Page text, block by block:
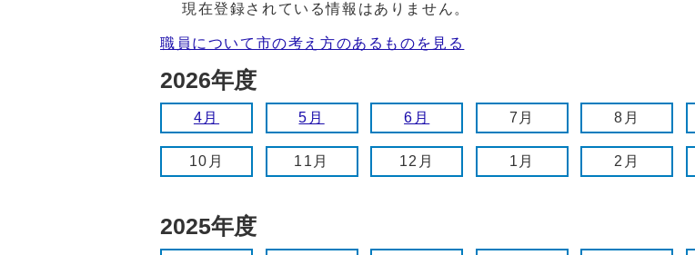
現在登録されている情報はありません。
職員について市の考え方のあるものを見る
2026年度
4月 5月 6月 7月 8月
10月 11月 12月 1月 2月
2025年度